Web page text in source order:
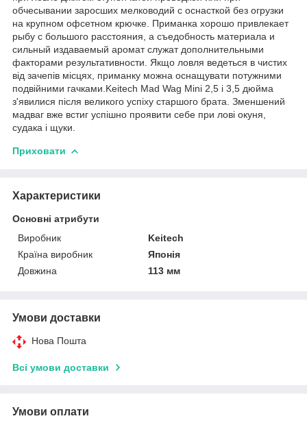
обчесывании заросших мелководий с оснасткой без огрузки
на крупном офсетном крючке. Приманка хорошо привлекает
рыбу с большого расстояния, а съедобность материала и
сильный издаваемый аромат служат дополнительными
факторами результативности. Якщо ловля ведеться в чистих
від зачепів місцях, приманку можна оснащувати потужними
подвійними гачками.Keitech Mad Wag Mini 2,5 і 3,5 дюйма
з'явилися після великого успіху старшого брата. Зменшений
мадваг вже встиг успішно проявити себе при лові окуня,
судака і щуки.
Приховати
Характеристики
Основні атрибути
Виробник
Keitech
Країна виробник
Японія
Довжина
113 мм
Умови доставки
Нова Пошта
Всі умови доставки
Умови оплати